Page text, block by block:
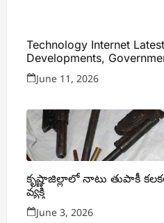
Technology Internet
Developments,
Expert Analysis
June 11, 2026
కృష్ణాజిల్లాలో నాటు తుపాకీ
వ్యక్తి
June 3, 2026